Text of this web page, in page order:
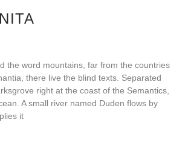
the word mountains, far from the countries
there live the blind texts. Separated
right at the coast of the Semantics,
A small river named Duden flows by
it